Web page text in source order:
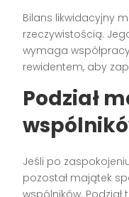
Bilans likwidacyjny
rzeczywistością.
wymaga
rewidentem, aby
Podział
Jeśli po
pozostał majątek